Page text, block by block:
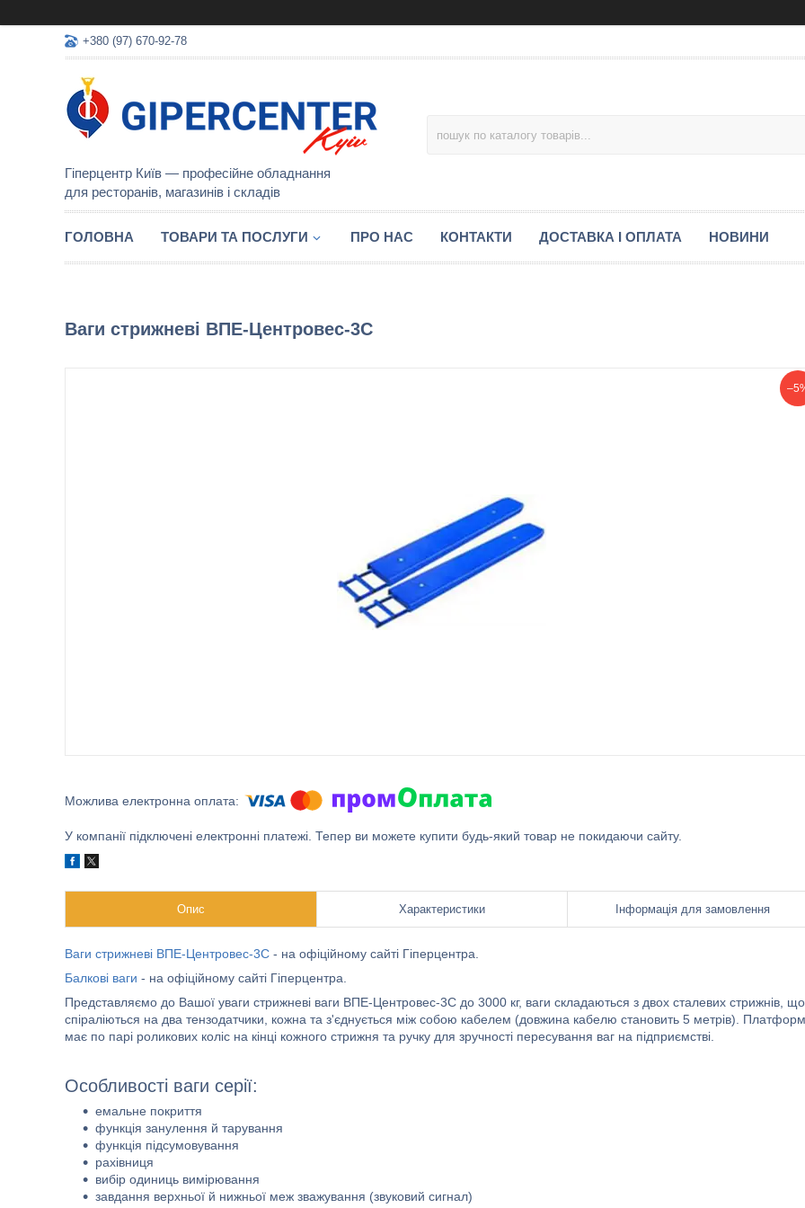
+380 (97) 670-92-78
Гіперцентр Київ — професійне обладнання
для ресторанів, магазинів і складів
ГОЛОВНА ТОВАРИ ТА ПОСЛУГИ ПРО НАС КОНТАКТИ ДОСТАВКА І ОПЛАТА НОВИНИ
Ваги стрижневі ВПЕ-Центровес-3С
У компанії підключені електронні платежі. Тепер ви можете купити будь-який товар не покидаючи сайту.
Опис Характеристики Інформація для замовлення
Ваги стрижневі ВПЕ-Центровес-3С - на офіційному сайті Гіперцентра.
Балкові ваги - на офіційному сайті Гіперцентра.
Представляємо до Вашої уваги стрижневі ваги ВПЕ-Центровес-3С до 3000 кг, ваги складаються з двох сталевих стрижнів, що
спіраліються на два тензодатчики, кожна та з'єднується між собою кабелем (довжина кабелю становить 5 метрів).
має по парі роликових коліс на кінці кожного стрижня та ручку для зручності пересування ваг на підприємстві.
Особливості ваги серії:
емальне покриття
функція занулення й тарування
функція підсумовування
рахівниця
вибір одиниць вимірювання
завдання верхньої й нижньої меж зважування (звуковий сигнал)